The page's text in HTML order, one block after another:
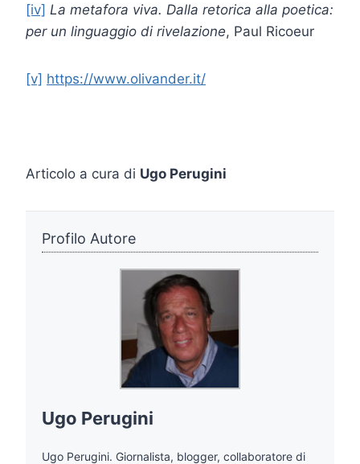
[iv] La metafora viva. Dalla retorica alla poetica:
per un linguaggio di rivelazione, Paul Ricoeur
[v] https://www.olivander.it/
Articolo a cura di Ugo Perugini
Profilo Autore
Ugo Perugini
Ugo Perugini. Giornalista, blogger, collaboratore di